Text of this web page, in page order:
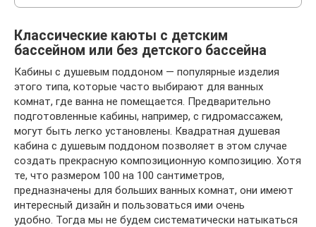
Классические каюты с детским
бассейном или без детского бассейна
Кабины с душевым поддоном — популярные изделия
этого типа, которые часто выбирают для ванных
комнат, где ванна не помещается. Предварительно
подготовленные кабины, например, с гидромассажем,
могут быть легко установлены. Квадратная душевая
кабина с душевым поддоном позволяет в этом случае
создать прекрасную композиционную композицию. Хотя
те, что размером 100 на 100 сантиметров,
предназначены для больших ванных комнат, они имеют
интересный дизайн и пользоваться ими очень
удобно. Тогда мы не будем систематически натыкаться